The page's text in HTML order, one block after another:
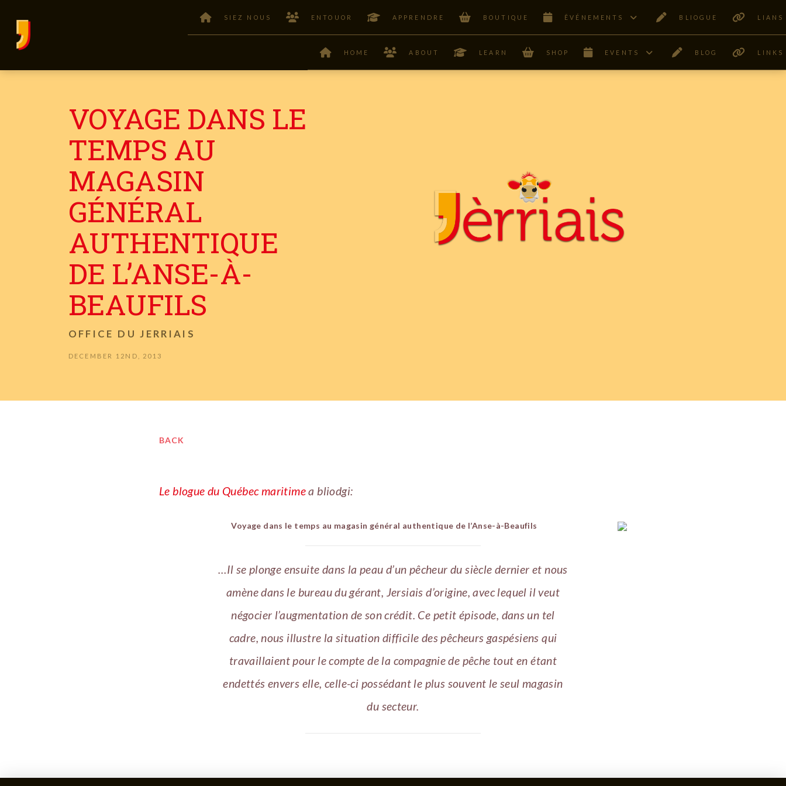
SIEZ NOUS ENTOUOR APPRENDRE BOUTIQUE ÊVÉNEMENTS BLIOGUE LIANS
HOME ABOUT LEARN SHOP EVENTS BLOG LINKS
VOYAGE DANS LE
TEMPS AU
MAGASIN
GÉNÉRAL
AUTHENTIQUE
DE L’ANSE-À-
BEAUFILS
OFFICE DU JERRIAIS
DECEMBER 12ND, 2013
BACK
Le blogue du Québec maritimea bliodgi:
Voyage dans le temps au magasin général authentique de l’Anse-à-Beaufils
…Il se plonge ensuite dans la peau d’un pêcheur du siècle dernier et nous
amène dans le bureau du gérant, Jersiais d’origine, avec lequel il veut
négocier l’augmentation de son crédit. Ce petit épisode, dans un tel
cadre, nous illustre la situation difficile des pêcheurs gaspésiens qui
travaillaient pour le compte de la compagnie de pêche tout en étant
endettés envers elle, celle-ci possédant le plus souvent le seul magasin
du secteur.